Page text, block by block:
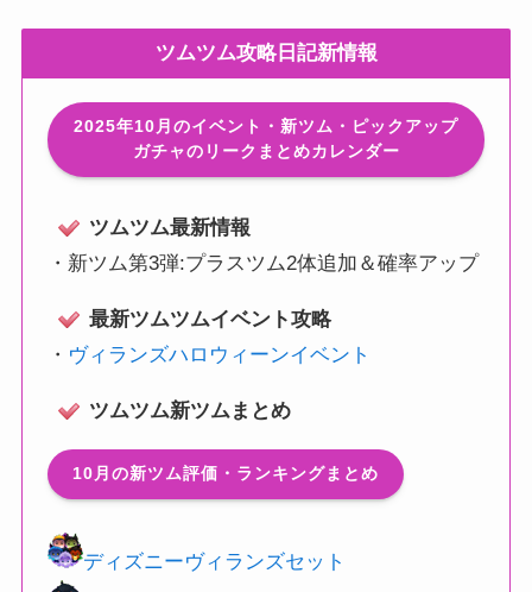
ツムツム攻略日記新情報
2025年10月のイベント・新ツム・ピックアップ
ガチャのリークまとめカレンダー
ツムツム最新情報
・ 新ツム第3弾:プラスツム2体追加＆確率アップ
最新ツムツムイベント攻略
・ ヴィランズハロウィーンイベント
ツムツム新ツムまとめ
10月の新ツム評価・ランキングまとめ
ディズニーヴィランズセット